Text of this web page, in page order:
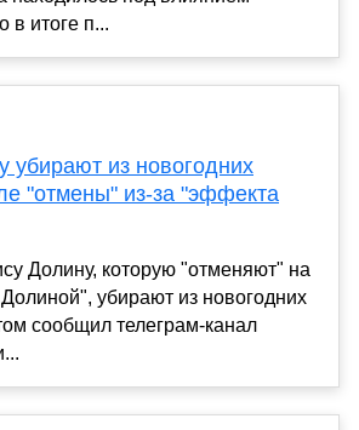
в итоге п...
убирают из новогодних
"отмены" из-за "эффекта
Долину, которую "отменяют" на
убирают из новогодних
сообщил телеграм-канал